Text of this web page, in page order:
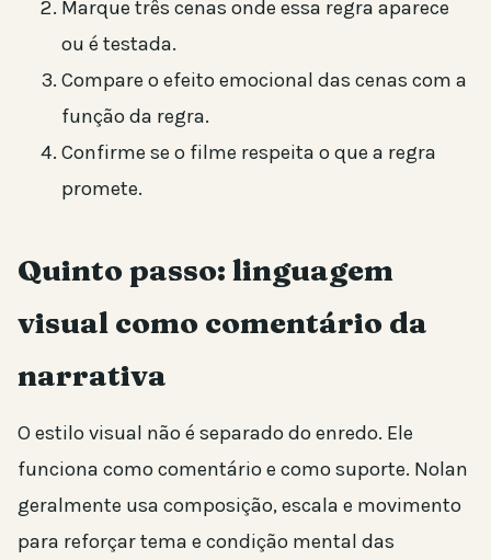
Marque três cenas onde essa regra aparece
ou é testada.
Compare o efeito emocional das cenas com a
função da regra.
Confirme se o filme respeita o que a regra
promete.
Quinto passo: linguagem
visual como comentário da
narrativa
O estilo visual não é separado do enredo. Ele
funciona como comentário e como suporte. Nolan
geralmente usa composição, escala e movimento
para reforçar tema e condição mental das